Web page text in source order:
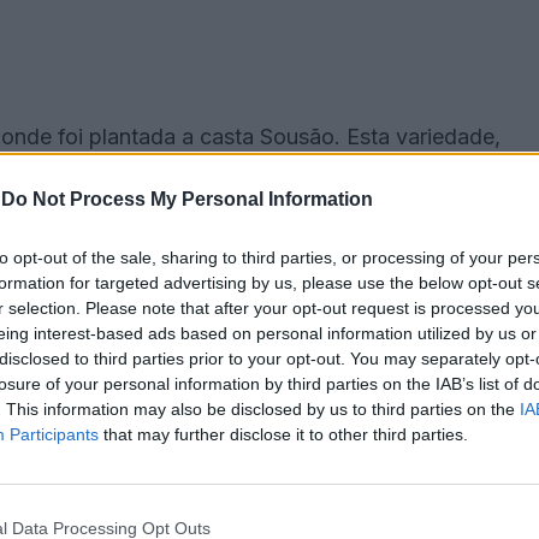
Do Not Process My Personal Information
opt-out of the sale, sharing to third parties, or processing of your
for targeted advertising by us, please use the below opt-out
selection. Please note that after your opt-out request is processed
interest-based ads based on personal information utilized by us
to third parties prior to your opt-out. You may separately
of your personal information by third parties on the IAB’s list of
This information may also be disclosed by us to third parties on the
Participants that may further disclose it to other third parties.
Data Processing Opt Outs
foi plantada a casta Sousão. Esta variedade,
onde é geralmente utilizada em lotes mistos. O
num terroir alentejano, e representa uma
a ao estatuto de protagonista.
Sousão, reflete um ano agrícola excecional,
e intensidade aromática características da casta,
da empresa, destaca a relevância deste
«Com lançamentos como o Talhão 02,
de qualidade superior, preparados para